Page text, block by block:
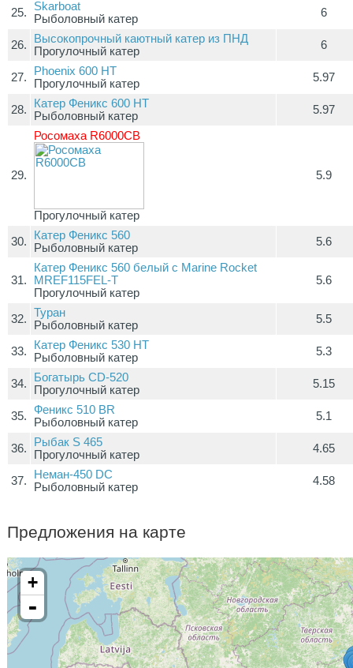
25.
Skarboat
Рыболовный катер
6
26.
Высокопрочный каютный катер из ПНД
Прогулочный катер
6
27.
Phoenix 600 HT
Прогулочный катер
5.97
28.
Катер Феникс 600 HT
Рыболовный катер
5.97
29.
Росомаха R6000СВ
Прогулочный катер
5.9
30.
Катер Феникс 560
Рыболовный катер
5.6
31.
Катер Феникс 560 белый с Marine Rocket
MREF115FEL-T
Прогулочный катер
5.6
32.
Туран
Рыболовный катер
5.5
33.
Катер Феникс 530 HT
Рыболовный катер
5.3
34.
Богатырь CD-520
Прогулочный катер
5.15
35.
Феникс 510 BR
Рыболовный катер
5.1
36.
Рыбак S 465
Прогулочный катер
4.65
37.
Неман-450 DC
Рыболовный катер
4.58
Предложения на карте
+
-